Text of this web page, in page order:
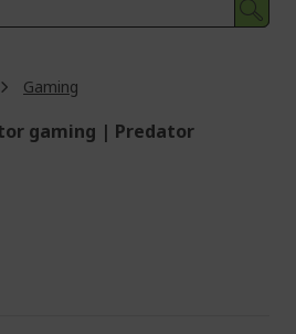
Gaming
gaming | Predator